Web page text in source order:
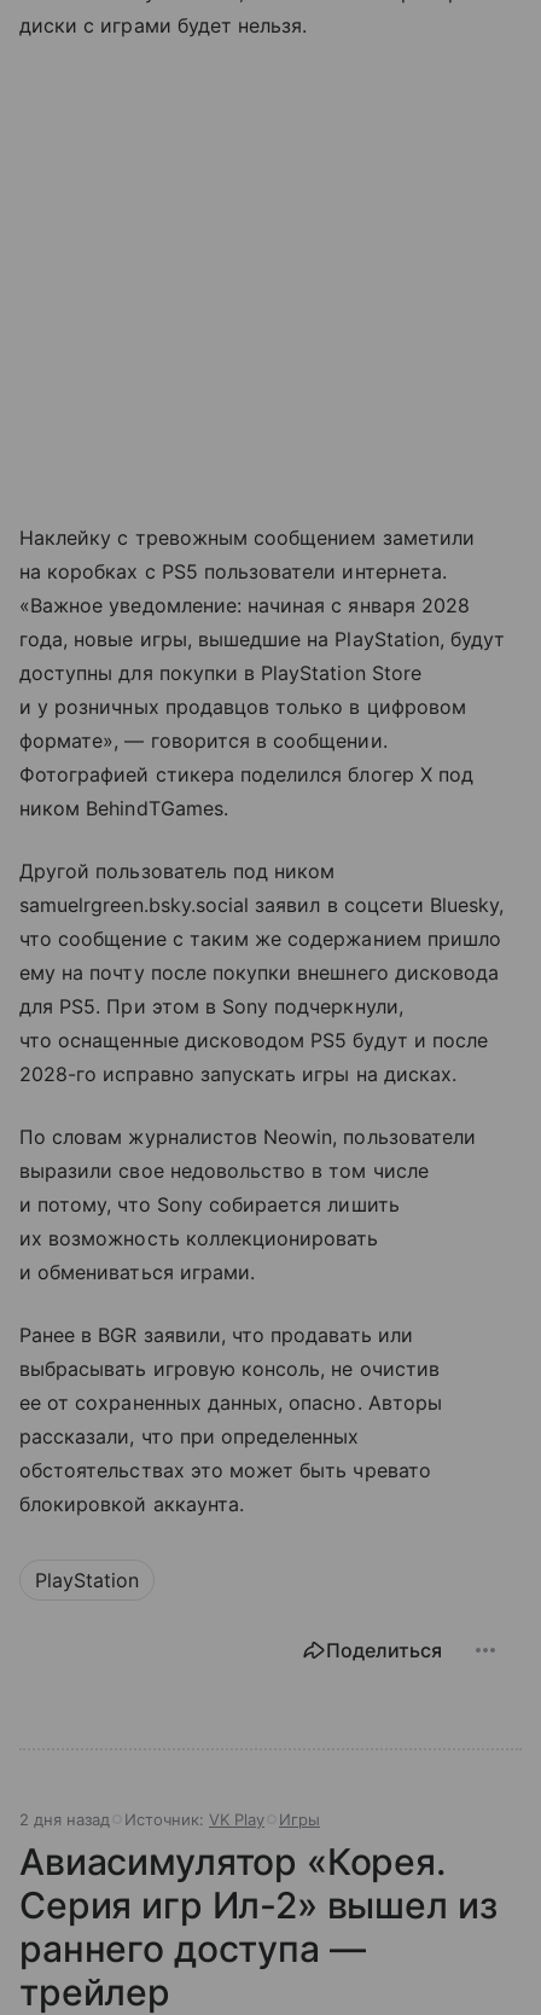
диски с играми будет нельзя.
Наклейку с тревожным сообщением заметили
на коробках с PS5 пользователи интернета.
«Важное уведомление: начиная с января 2028
года, новые игры, вышедшие на PlayStation, будут
доступны для покупки в PlayStation Store
и у розничных продавцов только в цифровом
формате», — говорится в сообщении.
Фотографией стикера поделился блогер X под
ником BehindTGames.
Другой пользователь под ником
samuelrgreen.bsky.social заявил в соцсети Bluesky,
что сообщение с таким же содержанием пришло
ему на почту после покупки внешнего дисковода
для PS5. При этом в Sony подчеркнули,
что оснащенные дисководом PS5 будут и после
2028-го исправно запускать игры на дисках.
По словам журналистов Neowin, пользователи
выразили свое недовольство в том числе
и потому, что Sony собирается лишить
их возможность коллекционировать
и обмениваться играми.
Ранее в BGR заявили, что продавать или
выбрасывать игровую консоль, не очистив
ее от сохраненных данных, опасно. Авторы
рассказали, что при определенных
обстоятельствах это может быть чревато
блокировкой аккаунта.
PlayStation
Поделиться
2 дня назад Источник: VK Play Игры
Авиасимулятор «Корея.
Серия игр Ил-2» вышел из
раннего доступа —
трейлер